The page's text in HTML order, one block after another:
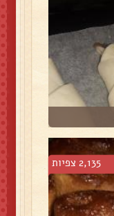
2,135 צפיות